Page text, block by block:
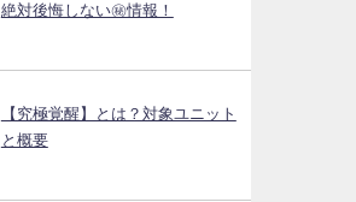
絶対後悔しない㊙情報！
【究極覚醒】とは？対象ユニット
と概要